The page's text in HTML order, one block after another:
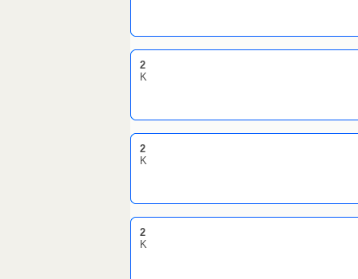
2
K
2
K
2
K